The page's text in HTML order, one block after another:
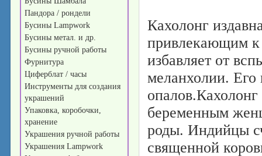
Пандора / рондели
Бусины Lampwork
Бусины метал. и др.
Бусины ручной работы
Фурнитура
Циферблат / часы
Инструменты для создания
украшений
Упаковка, коробочки,
хранение
Украшения ручной работы
Украшения Lampwork
Кахолонг
привлекающим
избавляет от
меланхолии. Его
беременным
роды. Индийцы
священной